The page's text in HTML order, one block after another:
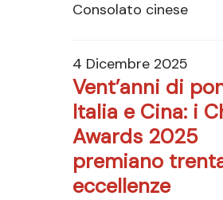
Consolato cinese
4 Dicembre 2025
Vent’anni di
Italia e Cina: i
Awards 2025
premiano
eccellenze